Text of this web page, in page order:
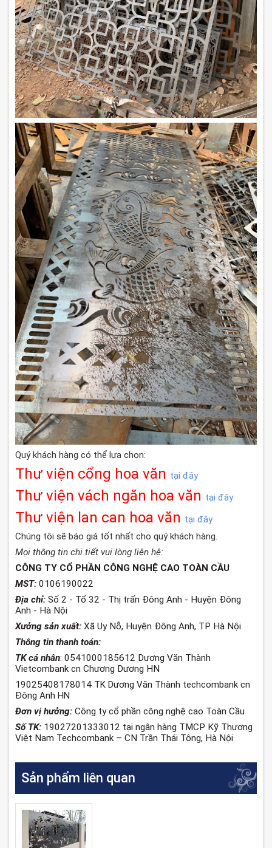
Quý khách hàng có thể lựa chọn:
Thư viện cổng hoa văn tại đây
Thư viện vách ngăn hoa văn tại đây
Thư viện lan can hoa văn tại đây
Chúng tôi sẽ báo giá tốt nhất cho quý khách hàng.
Mọi thông tin chi tiết vui lòng liên hệ:
CÔNG TY CỔ PHẦN CÔNG NGHỆ CAO TOÀN CẦU
MST: 0106190022
Địa chỉ: Số 2 - Tổ 32 - Thị trấn Đông Anh - Huyện Đông
Anh - Hà Nội
Xưởng sản xuất: Xã Uy Nỗ, Huyện Đông Anh, TP Hà Nội
Thông tin thanh toán:
TK cá nhân: 0541000185612 Dương Văn Thành
Vietcombank cn Chương Dương HN
19025408178014 TK Dương Văn Thành techcombank cn
Đông Anh HN
Đơn vị hưởng: Công ty cổ phần công nghệ cao Toàn Cầu
Số TK: 19027201333012 tại ngân hàng TMCP Kỹ Thương
Việt Nam Techcombank – CN Trần Thái Tông, Hà Nội
Sản phẩm liên quan